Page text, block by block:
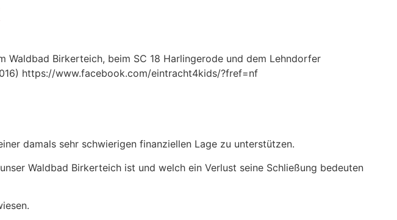
Birkerteich, beim SC 18 Harlingerode und dem Lehndorfer
https://www.facebook.com/eintracht4kids/?fref=nf
damals sehr schwierigen finanziellen Lage zu unterstützen.
Waldbad Birkerteich ist und welch ein Verlust seine Schließung bedeuten